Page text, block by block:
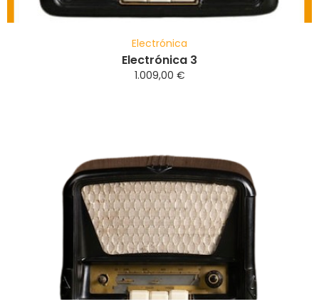
Electrónica
Electrónica 3
1.009,00 €